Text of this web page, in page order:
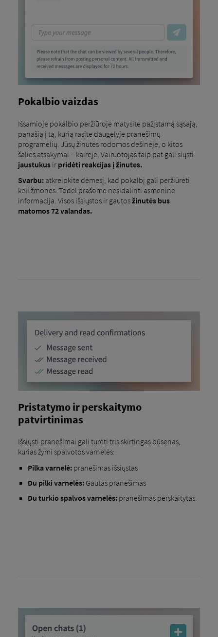
Pokalbio vaizdas
Išsamioje pokalbio peržiūroje matysite pažįstamą sąsają,
panašią į tą, kurią rasite daugelyje pranešimų
programėlių. Jūsų žinutės rodomos dešinėje, o kitos
šalies atsakymai – kairėje. Vairuotojas taip pat gali siųsti
jaustukusir pridėti reakcijas į žinutes.
Svarbu:atkreipkite dėmesį, kad pokalbį gali peržiūrėti
keli žmonės. Todėl prašome nesidalinti asmenine
informacija. Visos išsiųstos ir gautosžinutės bus
matomos 72 valandas.
Pristatymo ir perskaitymo
patvirtinimas
Išsiųsti pranešimai gali turėti tris skirtingas būsenas,
kurias žymi spalvotos varnelės:
Pilka varnelė:pranešimas išsiųstas
Du pilki varnelės:Gautas pranešimas
Du turkio spalvos varnelės:pranešimas perskaitytas.